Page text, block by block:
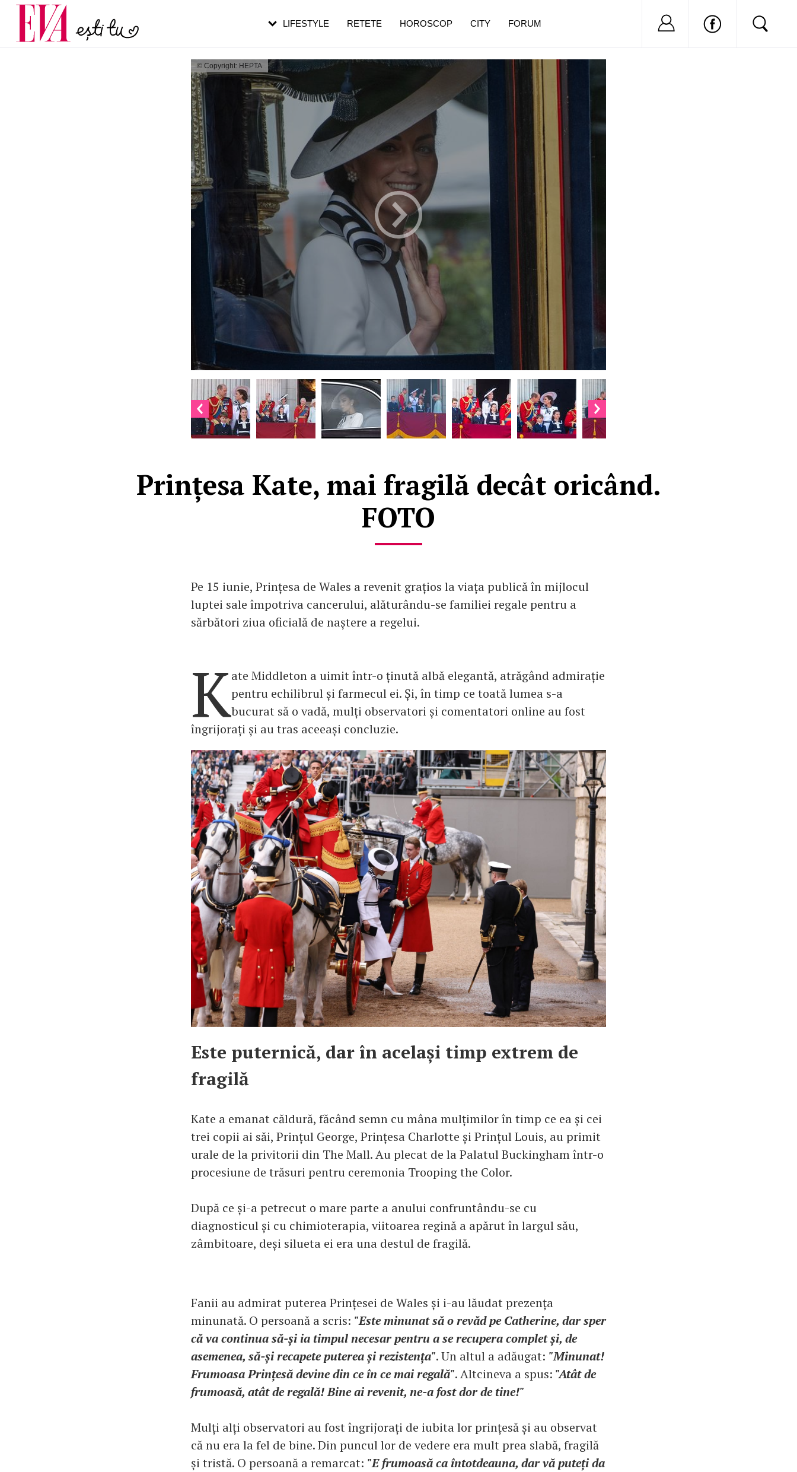
© Copyright: HEPTA
Prințesa Kate, mai fragilă decât oricând.
FOTO
Pe 15 iunie, Prințesa de Wales a revenit grațios la viața publică în mijlocul
luptei sale împotriva cancerului, alăturându-se familiei regale pentru a
sărbători ziua oficială de naștere a regelui.
Kate Middleton a uimit într-o ținută albă elegantă, atrăgând admirație
pentru echilibrul și farmecul ei. Și, în timp ce toată lumea s-a
bucurat să o vadă, mulți observatori și comentatori online au fost
îngrijorați și au tras aceeași concluzie.
Este puternică, dar în același timp extrem de
fragilă
Kate a emanat căldură, făcând semn cu mâna mulțimilor în timp ce ea și cei
trei copii ai săi, Prințul George, Prințesa Charlotte și Prințul Louis, au primit
urale de la privitorii din The Mall. Au plecat de la Palatul Buckingham într-o
procesiune de trăsuri pentru ceremonia Trooping the Color.
După ce și-a petrecut o mare parte a anului confruntându-se cu
diagnosticul și cu chimioterapia, viitoarea regină a apărut în largul său,
zâmbitoare, deși silueta ei era una destul de fragilă.
Fanii au admirat puterea Prințesei de Wales și i-au lăudat prezența
minunată. O persoană a scris: "Este minunat să o revăd pe Catherine, dar sper
că va continua să-și ia timpul necesar pentru a se recupera complet și, de
asemenea, să-și recapete puterea și rezistența". Un altul a adăugat: "Minunat!
Frumoasa Prințesă devine din ce în ce mai regală". Altcineva a spus: "Atât de
frumoasă, atât de regală! Bine ai revenit, ne-a fost dor de tine!"
Mulți alți observatori au fost îngrijorați de iubita lor prințesă și au observat
că nu era la fel de bine. Din puncul lor de vedere era mult prea slabă, fragilă
și tristă. O persoană a remarcat: "E frumoasă ca întotdeauna, dar vă puteți da
LIFESTYLE RETETE HOROSCOP CITY FORUM Nu ai cont?
Carieră
Actualitate
pe măsură ce înaintezi în vârstă